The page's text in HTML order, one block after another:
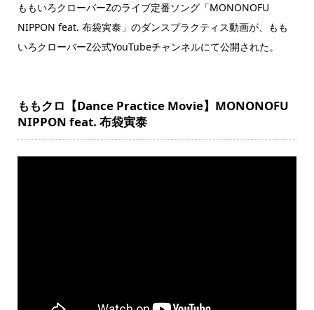
ももいろクローバーZのライブ定番ソング「MONONOFU
NIPPON feat. 布袋寅泰」のダンスプラクティス動画が、もも
いろクローバーZ公式YouTubeチャンネルにて公開された。
ももクロ【Dance Practice Movie】MONONOFU
NIPPON feat. 布袋寅泰